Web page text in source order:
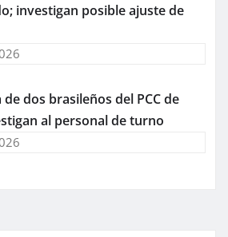
investigan posible ajuste de
dos brasileños del PCC de
al personal de turno